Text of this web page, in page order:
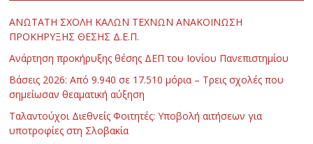
ΑΝΩΤΑΤΗ ΣΧΟΛΗ ΚΑΛΩΝ ΤΕΧΝΩΝ ΑΝΑΚΟΙΝΩΣΗ
ΠΡΟΚΗΡΥΞΗΣ ΘΕΣΗΣ Δ.Ε.Π.
Ανάρτηση προκήρυξης θέσης ΔΕΠ του Ιονίου Πανεπιστημίου
Βάσεις 2026: Από 9.940 σε 17.510 μόρια – Τρεις σχολές που
σημείωσαν θεαματική αύξηση
Ταλαντούχοι Διεθνείς Φοιτητές: Υποβολή αιτήσεων για
υποτροφίες στη Σλοβακία